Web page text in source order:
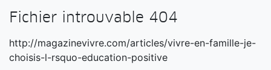
Fichier introuvable 404
http://magazinevivre.com/articles/vivre-en-famille-je-
choisis-l-rsquo-education-positive